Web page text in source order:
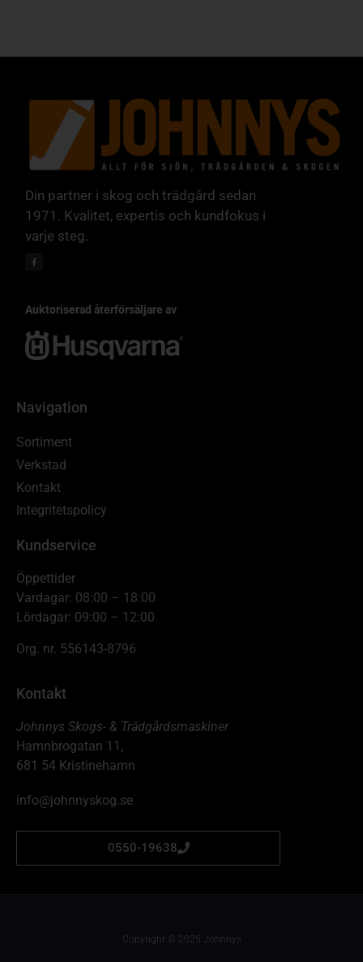
Din partner i skog och trädgård sedan
1971. Kvalitet, expertis och kundfokus i
varje steg.
Auktoriserad återförsäljare av
Navigation
Sortiment
Verkstad
Kontakt
Integritetspolicy
Kundservice
Öppettider
Vardagar: 08:00 – 18:00
Lördagar: 09:00 – 12:00
Org. nr. 556143-8796
Kontakt
Johnnys Skogs- & Trädgårdsmaskiner
Hamnbrogatan 11,
681 54 Kristinehamn
info@johnnyskog.se
0550-19638
Copyright © 2025 Johnnys